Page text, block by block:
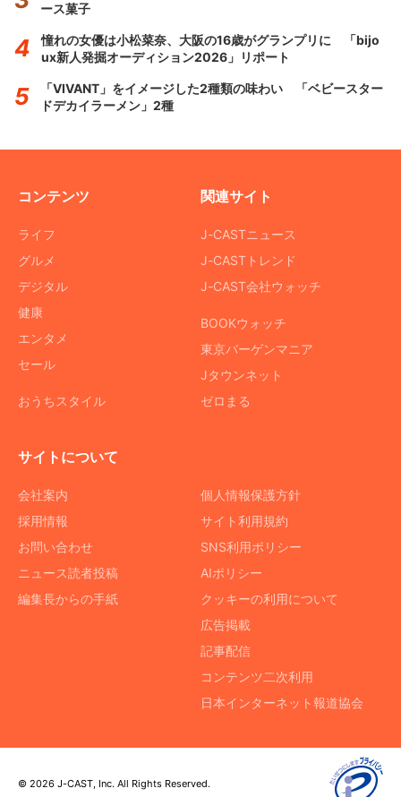
ース菓子
憧れの女優は小松菜奈、大阪の16歳がグランプリに 「bijo
ux新人発掘オーディション2026」リポート
「VIVANT」をイメージした2種類の味わい 「ベビースター
ドデカイラーメン」2種
コンテンツ
ライフ
グルメ
デジタル
健康
エンタメ
セール
おうちスタイル
関連サイト
J-CASTニュース
J-CASTトレンド
J-CAST会社ウォッチ
BOOKウォッチ
東京バーゲンマニア
Jタウンネット
ゼロまる
サイトについて
会社案内
採用情報
お問い合わせ
ニュース読者投稿
編集長からの手紙
個人情報保護方針
サイト利用規約
SNS利用ポリシー
AIポリシー
クッキーの利用について
広告掲載
記事配信
コンテンツ二次利用
日本インターネット報道協会
© 2026 J-CAST, Inc. All Rights Reserved.